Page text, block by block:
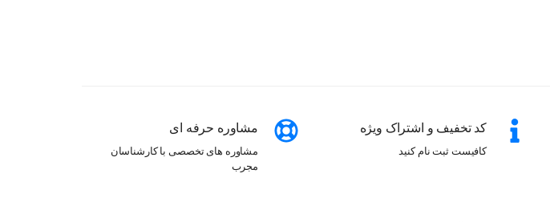
کد تخفیف و اشتراک ویژه
کافیست ثبت نام کنید
مشاوره حرفه ای
مشاوره های تخصصی با کارشناسان
مجرب